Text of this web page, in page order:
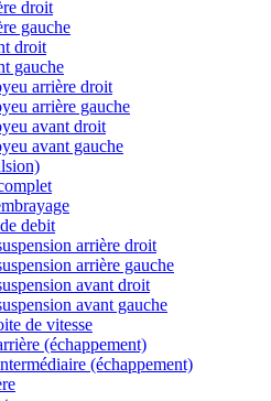
droit
gauche
droit
gauche
arrière droit
arrière gauche
avant droit
avant gauche
debit
arrière droit
arrière gauche
avant droit
avant gauche
de vitesse
(échappement)
(échappement)